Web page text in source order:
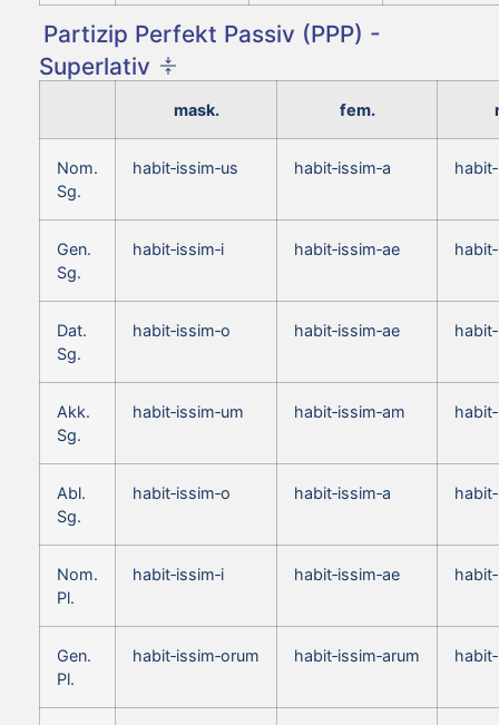
Partizip Perfekt Passiv (PPP) -
Superlativ
mask. fem.
Nom.
Sg.
habit‑issim‑us habit‑issim‑a
Gen.
Sg.
habit‑issim‑i habit‑issim‑ae
Dat.
Sg.
habit‑issim‑o habit‑issim‑ae
Akk.
Sg.
habit‑issim‑um habit‑issim‑am
Abl.
Sg.
habit‑issim‑o habit‑issim‑a
Nom.
Pl.
habit‑issim‑i habit‑issim‑ae
Gen.
Pl.
habit‑issim‑orum habit‑issim‑arum